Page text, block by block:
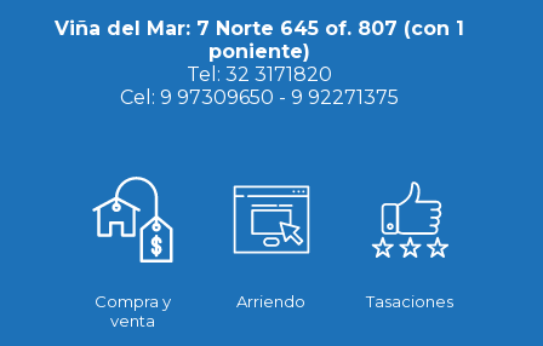
Viña del Mar: 7 Norte 645 of. 807 (con 1
poniente)
Tel:32 3171820
Cel:9 97309650 -9 92271375
Compra y
venta
Arriendo Tasaciones